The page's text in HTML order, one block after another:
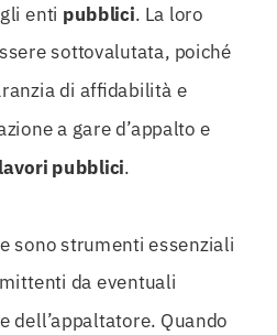
enti pubblici. La loro
sottovalutata, poiché
di affidabilità e
a gare d’appalto e
lavori pubblici.
sono strumenti essenziali
da eventuali
dell’appaltatore. Quando